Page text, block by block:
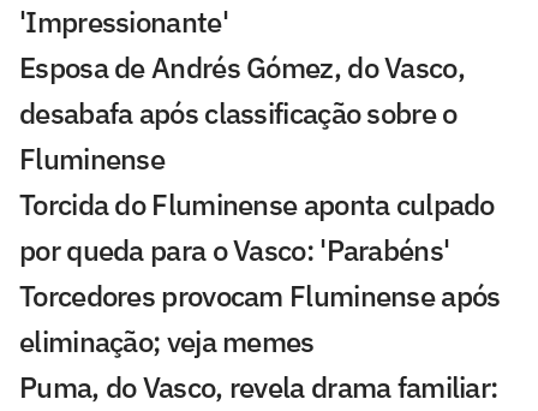
'Impressionante'
Esposa de Andrés Gómez, do Vasco,
desabafa após classificação sobre o
Fluminense
Torcida do Fluminense aponta culpado
por queda para o Vasco: 'Parabéns'
Torcedores provocam Fluminense após
eliminação; veja memes
Puma, do Vasco, revela drama familiar: